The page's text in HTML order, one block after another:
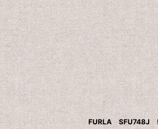
FURLA SFU748J